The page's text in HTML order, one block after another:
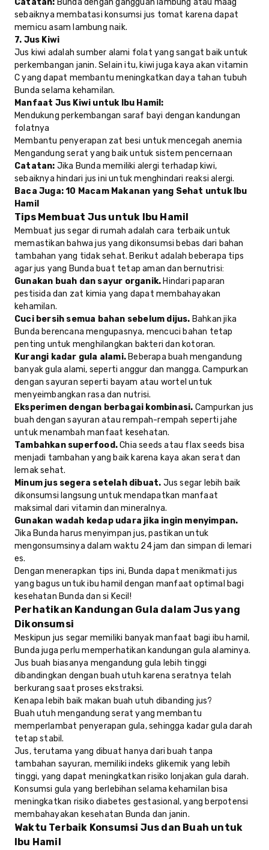
Catatan: Bunda dengan gangguan lambung atau maag
sebaiknya membatasi konsumsi jus tomat karena dapat
memicu asam lambung naik.
7. Jus Kiwi
Jus kiwi adalah sumber alami folat yang sangat baik untuk
perkembangan janin. Selain itu, kiwi juga kaya akan vitamin
C yang dapat membantu meningkatkan daya tahan tubuh
Bunda selama kehamilan.
Manfaat Jus Kiwi untuk Ibu Hamil:
Mendukung perkembangan saraf bayi dengan kandungan
folatnya
Membantu penyerapan zat besi untuk mencegah anemia
Mengandung serat yang baik untuk sistem pencernaan
Catatan: Jika Bunda memiliki alergi terhadap kiwi,
sebaiknya hindari jus ini untuk menghindari reaksi alergi.
Baca Juga:10 Macam Makanan yang Sehat untuk Ibu
Hamil
Tips Membuat Jus untuk Ibu Hamil
Membuat jus segar di rumah adalah cara terbaik untuk
memastikan bahwa jus yang dikonsumsi bebas dari bahan
tambahan yang tidak sehat. Berikut adalah beberapa tips
agar jus yang Bunda buat tetap aman dan bernutrisi:
Gunakan buah dan sayur organik. Hindari paparan
pestisida dan zat kimia yang dapat membahayakan
kehamilan.
Cuci bersih semua bahan sebelum dijus. Bahkan jika
Bunda berencana mengupasnya, mencuci bahan tetap
penting untuk menghilangkan bakteri dan kotoran.
Kurangi kadar gula alami. Beberapa buah mengandung
banyak gula alami, seperti anggur dan mangga. Campurkan
dengan sayuran seperti bayam atau wortel untuk
menyeimbangkan rasa dan nutrisi.
Eksperimen dengan berbagai kombinasi. Campurkan jus
buah dengan sayuran atau rempah-rempah seperti jahe
untuk menambah manfaat kesehatan.
Tambahkan superfood.Chia seeds atau flax seeds bisa
menjadi tambahan yang baik karena kaya akan serat dan
lemak sehat.
Minum jus segera setelah dibuat. Jus segar lebih baik
dikonsumsi langsung untuk mendapatkan manfaat
maksimal dari vitamin dan mineralnya.
Gunakan wadah kedap udara jika ingin menyimpan.
Jika Bunda harus menyimpan jus, pastikan untuk
mengonsumsinya dalam waktu 24 jam dan simpan di lemari
es.
Dengan menerapkan tips ini, Bunda dapat menikmati jus
yang bagus untuk ibu hamil dengan manfaat optimal bagi
kesehatan Bunda dan si Kecil!
Perhatikan Kandungan Gula dalam Jus yang
Dikonsumsi
Meskipun jus segar memiliki banyak manfaat bagi ibu hamil,
Bunda juga perlu memperhatikan kandungan gula alaminya.
Jus buah biasanya mengandung gula lebih tinggi
dibandingkan dengan buah utuh karena seratnya telah
berkurang saat proses ekstraksi.
Kenapa lebih baik makan buah utuh dibanding jus?
Buah utuh mengandung serat yang membantu
memperlambat penyerapan gula, sehingga kadar gula darah
tetap stabil.
Jus, terutama yang dibuat hanya dari buah tanpa
tambahan sayuran, memiliki indeks glikemik yang lebih
tinggi, yang dapat meningkatkan risiko lonjakan gula darah.
Konsumsi gula yang berlebihan selama kehamilan bisa
meningkatkan risiko diabetes gestasional, yang berpotensi
membahayakan kesehatan Bunda dan janin.
Waktu Terbaik Konsumsi Jus dan Buah untuk
Ibu Hamil